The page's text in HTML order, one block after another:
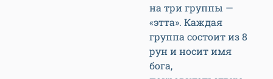
на три группы —
«этта». Каждая
группа состоит из 8
рун и носит имя
бога,